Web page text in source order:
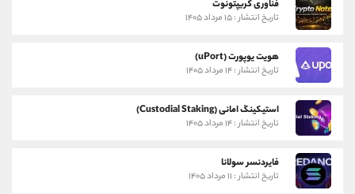
فناوری کریپتونوت
تاریخ انتشار : ۱۵ مرداد ۱۴۰۵
هویت یوپورت (uPort)
تاریخ انتشار : ۱۴ مرداد ۱۴۰۵
استیکینگ امانی (Custodial Staking)
تاریخ انتشار : ۱۴ مرداد ۱۴۰۵
فایردنسر سولانا
تاریخ انتشار : ۱۱ مرداد ۱۴۰۵